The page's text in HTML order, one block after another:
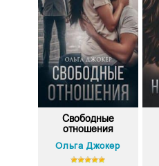
Свободные
отношения
Ольга Джокер